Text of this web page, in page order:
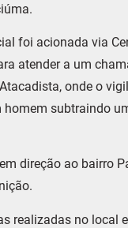
foi acionada via
atender a um
onde o
homem subtraindo
direção ao bairro
realizadas no local